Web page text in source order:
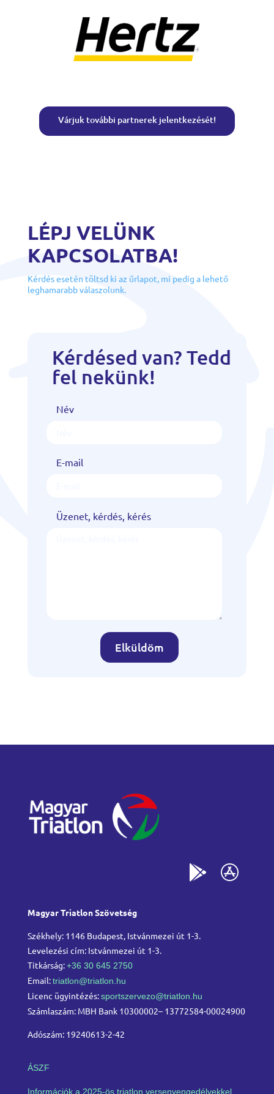
Várjuk további partnerek jelentkezését!
LÉPJ VELÜNK
KAPCSOLATBA!
Kérdés esetén töltsd ki az űrlapot, mi pedig a lehető
leghamarabb válaszolunk.
Kérdésed van? Tedd
fel nekünk!
Név
E-mail
Üzenet, kérdés, kérés
Elküldöm
Magyar Triatlon Szövetség
Székhely: 1146 Budapest, Istvánmezei út 1-3.
Levelezési cím: Istvánmezei út 1-3.
Titkárság:+36 30 645 2750
Email:triatlon@triatlon.hu
Licenc ügyintézés:sportszervezo@triatlon.hu
Számlaszám: MBH Bank 10300002– 13772584-00024900
Adószám: 19240613-2-42
ÁSZF
Információk a 2025-ös triatlon versenyengedélyekkel